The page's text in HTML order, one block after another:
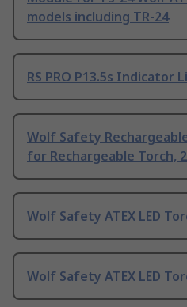
models including TR-24
RS PRO P13.5s Indicator
Wolf Safety
for Rechargeable Torch,
Wolf Safety ATEX LED
Wolf Safety ATEX LED